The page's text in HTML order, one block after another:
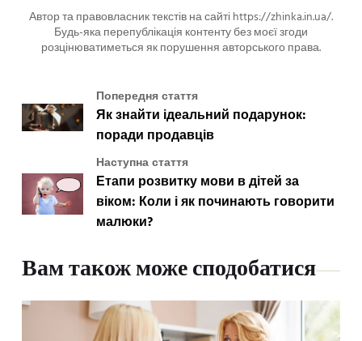
Автор та правовласник текстів на сайті https://zhinka.in.ua/.
Будь-яка перепублікація контенту без моєї згоди
розцінюватиметься як порушення авторського права.
Попередня стаття
Як знайти ідеальний подарунок:
поради продавців
Наступна стаття
Етапи розвитку мови в дітей за
віком: Коли і як починають говорити
малюки?
Вам також може сподобатися